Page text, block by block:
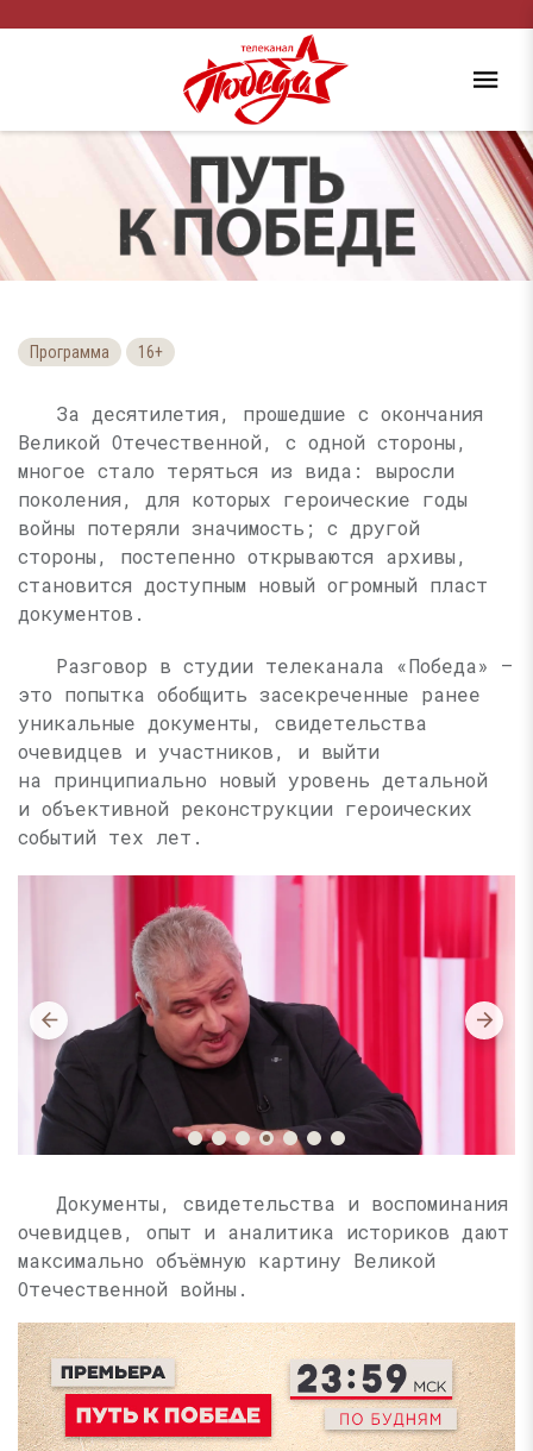
Программа 16+
За десятилетия, прошедшие с окончания
Великой Отечественной, с одной стороны,
многое стало теряться из вида: выросли
поколения, для которых героические годы
войны потеряли значимость; с другой
стороны, постепенно открываются архивы,
становится доступным новый огромный пласт
документов.
Разговор в студии телеканала «Победа» —
это попытка обобщить засекреченные ранее
уникальные документы, свидетельства
очевидцев и участников, и выйти
на принципиально новый уровень детальной
и объективной реконструкции героических
событий тех лет.
Документы, свидетельства и воспоминания
очевидцев, опыт и аналитика историков дают
максимально объёмную картину Великой
Отечественной войны.